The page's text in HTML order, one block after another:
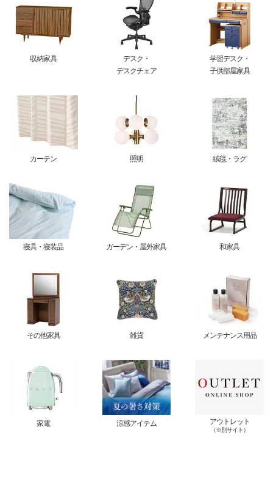
収納家具
デスク・
デスクチェア
学習デスク・
子供部屋家具
カーテン 照明 絨毯・ラグ
寝具・寝装品 ガーデン・屋外家具 和家具
その他家具 雑貨 メンテナンス用品
家電 涼感アイテム アウトレット
（※別サイト）